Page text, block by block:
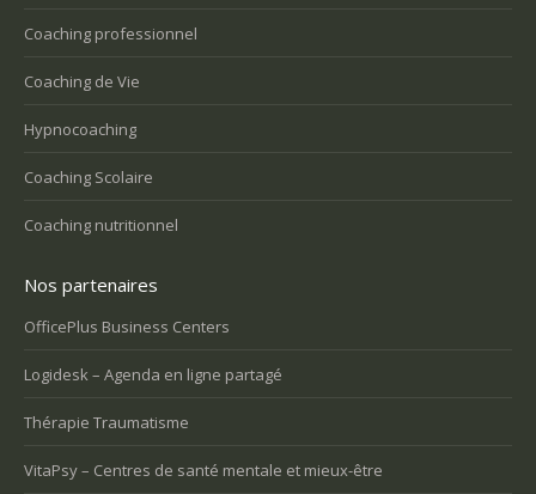
Coaching professionnel
Coaching de Vie
Hypnocoaching
Coaching Scolaire
Coaching nutritionnel
Nos partenaires
OfficePlus Business Centers
Logidesk – Agenda en ligne partagé
Thérapie Traumatisme
VitaPsy – Centres de santé mentale et mieux-être